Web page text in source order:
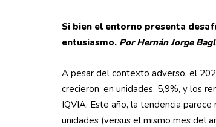
Si bien el entorno presenta
entusiasmo. Por Hernán Jorge
A pesar del contexto adverso, el
crecieron, en unidades, 5,9%, y los
IQVIA. Este año, la tendencia
unidades (versus el mismo mes del